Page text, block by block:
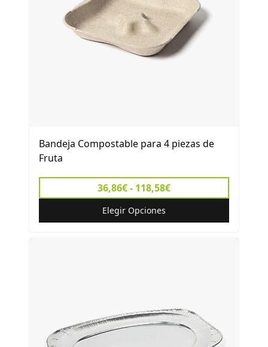
Bandeja Compostable para 4 piezas de
Fruta
36,86€ - 118,58€
Elegir Opciones